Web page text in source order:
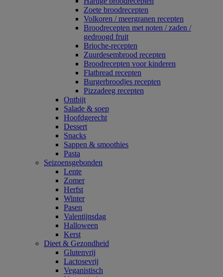
Zoete broodrecepten
Volkoren / meergranen recepten
Broodrecepten met noten / zaden /
gedroogd fruit
Brioche-recepten
Zuurdesembrood recepten
Broodrecepten voor kinderen
Flatbread recepten
Burgerbroodjes recepten
Pizzadeeg recepten
Ontbijt
Salade & soep
Hoofdgerecht
Dessert
Snacks
Sappen & smoothies
Pasta
Seizoensgebonden
Lente
Zomer
Herfst
Winter
Pasen
Valentijnsdag
Halloween
Kerst
Dieet & Gezondheid
Glutenvrij
Lactosevrij
Veganistisch